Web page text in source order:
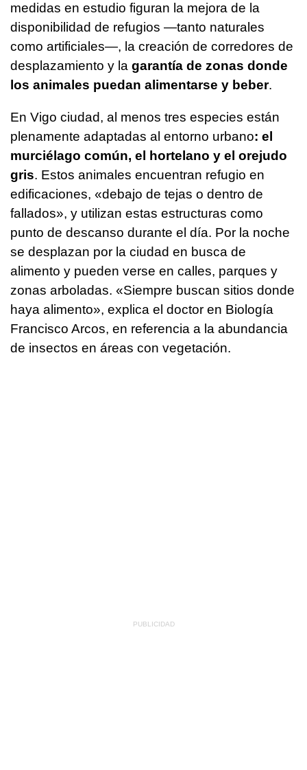
medidas en estudio figuran la mejora de la
disponibilidad de refugios —tanto naturales
como artificiales—, la creación de corredores de
desplazamiento y la garantía de zonas donde
los animales puedan alimentarse y beber.
En Vigo ciudad, al menos tres especies están
plenamente adaptadas al entorno urbano: el
murciélago común, el hortelano y el orejudo
gris. Estos animales encuentran refugio en
edificaciones, «debajo de tejas o dentro de
fallados», y utilizan estas estructuras como
punto de descanso durante el día. Por la noche
se desplazan por la ciudad en busca de
alimento y pueden verse en calles, parques y
zonas arboladas. «Siempre buscan sitios donde
haya alimento», explica el doctor en Biología
Francisco Arcos, en referencia a la abundancia
de insectos en áreas con vegetación.